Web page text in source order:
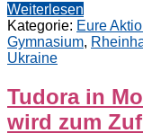
Weiterlesen
Kategorie: Eure
Gymnasium,
Ukraine
Tudora in
wird zum